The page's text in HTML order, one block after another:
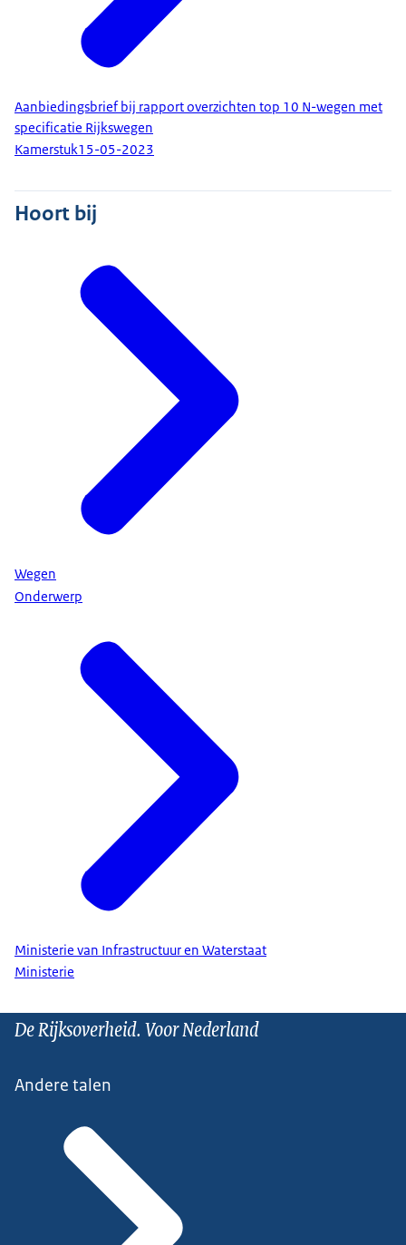
Aanbiedingsbrief bij rapport overzichten top 10 N-wegen met
specificatie Rijkswegen
Kamerstuk15-05-2023
Hoort bij
Wegen
Onderwerp
Ministerie van Infrastructuur en Waterstaat
Ministerie
De Rijksoverheid. Voor Nederland
Andere talen